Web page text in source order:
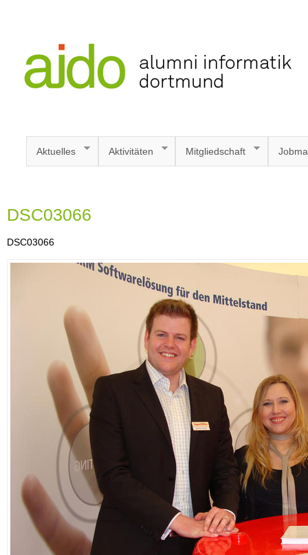
Aktuelles Aktivitäten Mitgliedschaft
DSC03066
DSC03066